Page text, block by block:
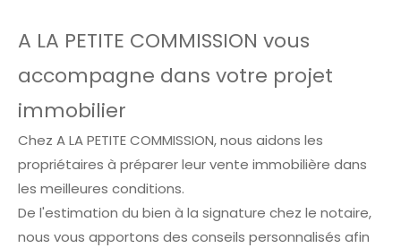
A LA PETITE COMMISSION vous
accompagne dans votre projet
immobilier
Chez A LA PETITE COMMISSION, nous aidons les
propriétaires à préparer leur vente immobilière dans
les meilleures conditions.
De l'estimation du bien à la signature chez le notaire,
nous vous apportons des conseils personnalisés afin